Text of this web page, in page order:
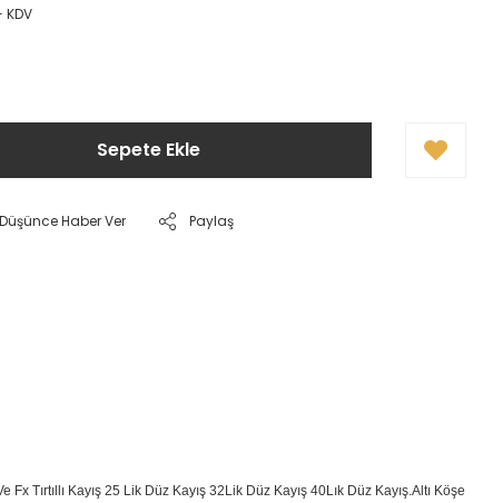
KDV
Sepete Ekle
Haber Ver Paylaş
Fx Tırtıllı Kayış 25 Lik Düz Kayış 32Lik Düz Kayış 40Lık Düz Kayış.Altı Köşe